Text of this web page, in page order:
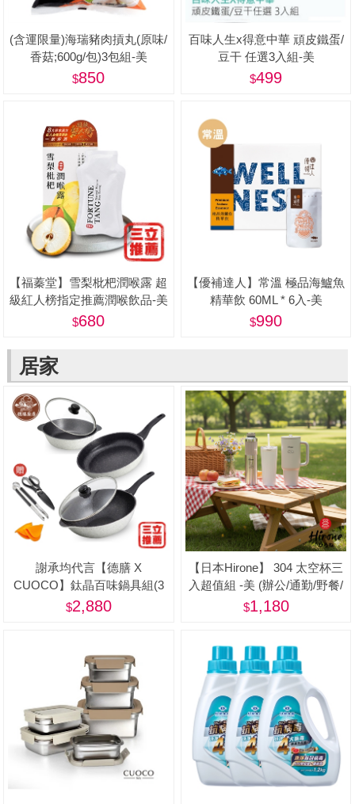
(含運限量)海瑞豬肉摃丸(原味/
香菇;600g/包)3包組-美
850
百味人生x得意中華 頑皮鐵蛋/
豆干 任選3入組-美
499
【福蓁堂】雪梨枇杷潤喉露 超
級紅人榜指定推薦潤喉飲品-美
680
【優補達人】常溫 極品海鱸魚
精華飲 60ML * 6入-美
990
居家
謝承均代言【德膳 X
CUOCO】鈦晶百味鍋具組(3
鍋2蓋 5件組)
2,880
【日本Hirone】 304 太空杯三
入超值組 -美 (辦公/通勤/野餐/
居家/旅遊/登山/露營)
1,180